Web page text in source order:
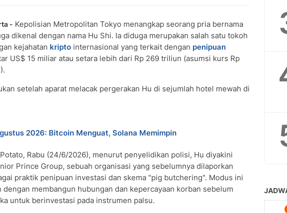
- Kepolisian Metropolitan Tokyo menangkap seorang pria bernama
dikenal dengan nama Hu Shi. Ia diduga merupakan salah satu tokoh
kejahatan kripto internasional yang terkait dengan penipuan
US$ 15 miliar atau setara lebih dari Rp 269 triliun (asumsi kurs Rp
setelah aparat melacak pergerakan Hu di sejumlah hotel mewah di
2026: Bitcoin Menguat, Solana Memimpin
Rabu (24/6/2026), menurut penyelidikan polisi, Hu diyakini
Prince Group, sebuah organisasi yang sebelumnya dilaporkan
praktik penipuan investasi dan skema "pig butchering". Modus ini
dengan membangun hubungan dan kepercayaan korban sebelum
untuk berinvestasi pada instrumen palsu.